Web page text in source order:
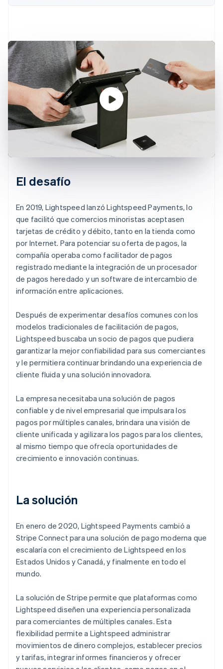
El desafío
En 2019, Lightspeed lanzó Lightspeed Payments, lo
que facilitó que comercios minoristas aceptasen
tarjetas de crédito y débito, tanto en la tienda como
por Internet. Para potenciar su oferta de pagos, la
compañía operaba como facilitador de pagos
registrado mediante la integración de un procesador
de pagos heredado y un software de intercambio de
información entre aplicaciones.
Después de experimentar desafíos comunes con los
modelos tradicionales de facilitación de pagos,
Lightspeed buscaba un socio de pagos que pudiera
garantizar la mejor confiabilidad para sus comerciantes
y le permitiera continuar brindando una experiencia de
cliente fluida y una solución innovadora.
La empresa necesitaba una solución de pagos
confiable y de nivel empresarial que impulsara los
pagos por múltiples canales, brindara una visión de
cliente unificada y agilizara los pagos para los clientes,
al mismo tiempo que ofrecía oportunidades de
crecimiento e innovación continuas.
La solución
En enero de 2020, Lightspeed Payments cambió a
Stripe Connect para una solución de pago moderna que
escalaría con el crecimiento de Lightspeed en los
Estados Unidos y Canadá, y finalmente en todo el
mundo.
La solución de Stripe permite que plataformas como
Lightspeed diseñen una experiencia personalizada
para comerciantes de múltiples canales. Esta
flexibilidad permite a Lightspeed administrar
movimientos de dinero complejos, establecer precios
y tarifas, integrar informes financieros y ofrecer